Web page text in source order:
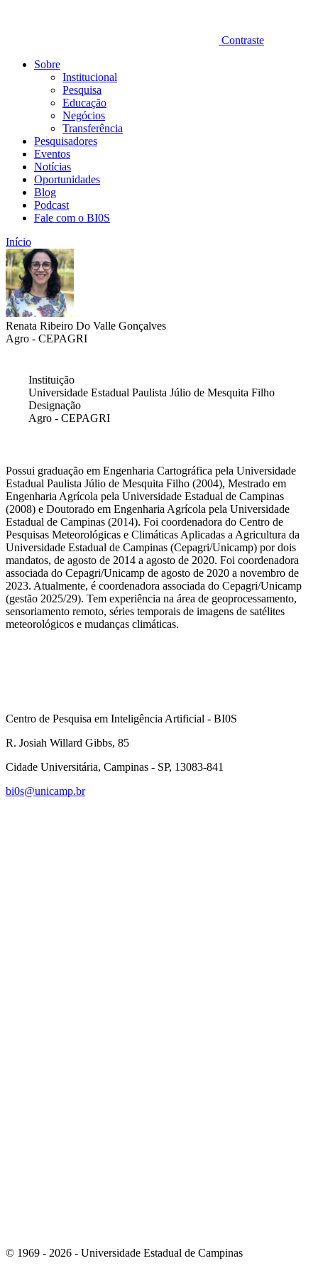
Contraste
Sobre
Institucional
Pesquisa
Educação
Negócios
Transferência
Pesquisadores
Eventos
Notícias
Oportunidades
Blog
Podcast
Fale com o BI0S
Início
Renata Ribeiro Do Valle Gonçalves
Agro - CEPAGRI
Instituição
Universidade Estadual Paulista Júlio de Mesquita Filho
Designação
Agro - CEPAGRI
Possui graduação em Engenharia Cartográfica pela Universidade
Estadual Paulista Júlio de Mesquita Filho (2004), Mestrado em
Engenharia Agrícola pela Universidade Estadual de Campinas
(2008) e Doutorado em Engenharia Agrícola pela Universidade
Estadual de Campinas (2014). Foi coordenadora do Centro de
Pesquisas Meteorológicas e Climáticas Aplicadas a Agricultura da
Universidade Estadual de Campinas (Cepagri/Unicamp) por dois
mandatos, de agosto de 2014 a agosto de 2020. Foi coordenadora
associada do Cepagri/Unicamp de agosto de 2020 a novembro de
2023. Atualmente, é coordenadora associada do Cepagri/Unicamp
(gestão 2025/29). Tem experiência na área de geoprocessamento,
sensoriamento remoto, séries temporais de imagens de satélites
meteorológicos e mudanças climáticas.
Centro de Pesquisa em Inteligência Artificial - BI0S
R. Josiah Willard Gibbs, 85
Cidade Universitária, Campinas - SP, 13083-841
bi0s@unicamp.br
© 1969 - 2026 - Universidade Estadual de Campinas